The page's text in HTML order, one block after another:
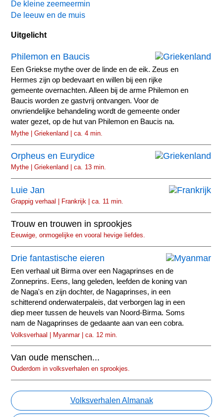
De kleine zeemeermin
De leeuw en de muis
Uitgelicht
Philemon en Baucis
Een Griekse mythe over de linde en de eik. Zeus en
Hermes zijn op bedevaart en willen bij een rijke
gemeente overnachten. Alleen bij de arme Philemon en
Baucis worden ze gastvrij ontvangen. Voor de
onvriendelijke behandeling wordt de gemeente onder
water gezet, op de hut van Philemon en Baucis na.
Mythe | Griekenland | ca. 4 min.
Orpheus en Eurydice
Mythe | Griekenland | ca. 13 min.
Luie Jan
Grappig verhaal | Frankrijk | ca. 11 min.
Trouw en trouwen in sprookjes
Eeuwige, onmogelijke en vooral hevige liefdes.
Drie fantastische eieren
Een verhaal uit Birma over een Nagaprinses en de
Zonneprins. Eens, lang geleden, leefden de koning van
de Naga's en zijn dochter, de Nagaprinses, in een
schitterend onderwaterpaleis, dat verborgen lag in een
diep meer tussen de heuvels van Noord-Birma. Soms
nam de Nagaprinses de gedaante aan van een cobra.
Volksverhaal | Myanmar | ca. 12 min.
Van oude menschen...
Ouderdom in volksverhalen en sprookjes.
Volksverhalen Almanak